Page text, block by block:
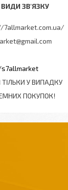
У ВИПАДКУ
ПОКУПОК!